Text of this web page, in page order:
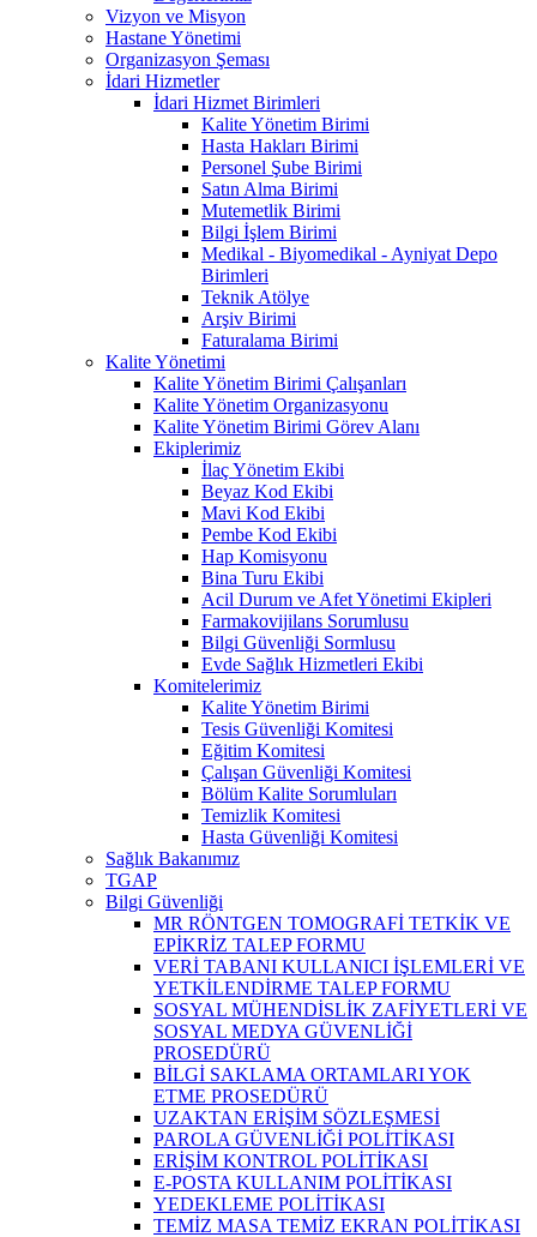
Vizyon ve Misyon
Hastane Yönetimi
Organizasyon Şeması
İdari Hizmetler
İdari Hizmet Birimleri
Kalite Yönetim Birimi
Hasta Hakları Birimi
Personel Şube Birimi
Satın Alma Birimi
Mutemetlik Birimi
Bilgi İşlem Birimi
Medikal - Biyomedikal - Ayniyat Depo
Birimleri
Teknik Atölye
Arşiv Birimi
Faturalama Birimi
Kalite Yönetimi
Kalite Yönetim Birimi Çalışanları
Kalite Yönetim Organizasyonu
Kalite Yönetim Birimi Görev Alanı
Ekiplerimiz
İlaç Yönetim Ekibi
Beyaz Kod Ekibi
Mavi Kod Ekibi
Pembe Kod Ekibi
Hap Komisyonu
Bina Turu Ekibi
Acil Durum ve Afet Yönetimi Ekipleri
Farmakovijilans Sorumlusu
Bilgi Güvenliği Sormlusu
Evde Sağlık Hizmetleri Ekibi
Komitelerimiz
Kalite Yönetim Birimi
Tesis Güvenliği Komitesi
Eğitim Komitesi
Çalışan Güvenliği Komitesi
Bölüm Kalite Sorumluları
Temizlik Komitesi
Hasta Güvenliği Komitesi
Sağlık Bakanımız
TGAP
Bilgi Güvenliği
MR RÖNTGEN TOMOGRAFİ TETKİK VE
EPİKRİZ TALEP FORMU
VERİ TABANI KULLANICI İŞLEMLERİ VE
YETKİLENDİRME TALEP FORMU
SOSYAL MÜHENDİSLİK ZAFİYETLERİ VE
SOSYAL MEDYA GÜVENLİĞİ
PROSEDÜRÜ
BİLGİ SAKLAMA ORTAMLARI YOK
ETME PROSEDÜRÜ
UZAKTAN ERİŞİM SÖZLEŞMESİ
PAROLA GÜVENLİĞİ POLİTİKASI
ERİŞİM KONTROL POLİTİKASI
E-POSTA KULLANIM POLİTİKASI
YEDEKLEME POLİTİKASI
TEMİZ MASA TEMİZ EKRAN POLİTİKASI